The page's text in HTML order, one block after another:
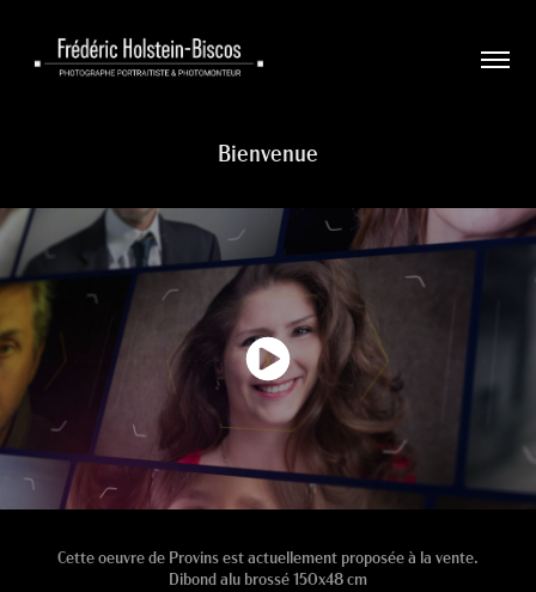
Bienvenue
Cette oeuvre de Provins est actuellement proposée à la vente.
Dibond alu brossé 150x48 cm